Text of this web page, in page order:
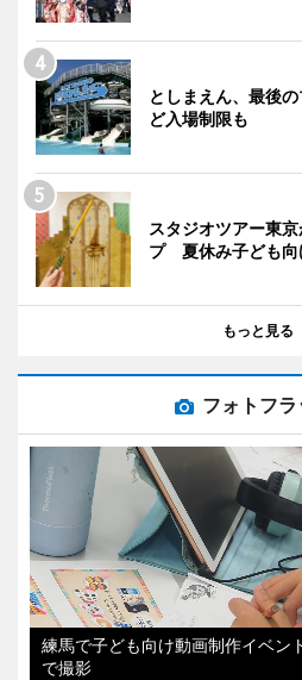
としまえん、最後
ど入場制限も
スタジオツアー東
プ 夏休み子ども向
もっと見る
フォトフラ
練馬で子ども向け動画制作イベ
で撮影